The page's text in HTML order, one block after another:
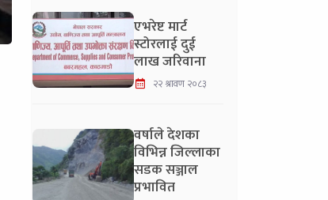
एभरेष्ट मार्ट
स्टोरलाई दुई
लाख जरिवाना
२२ श्रावण २०८३
वर्षाले देशका
विभिन्न जिल्लाका
सडक सञ्जाल
प्रभावित